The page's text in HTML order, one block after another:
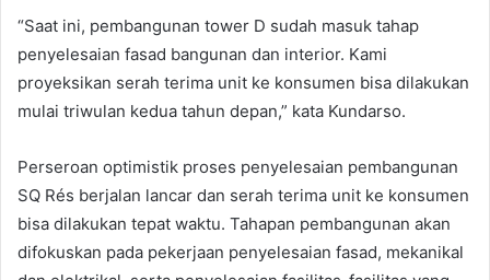
“Saat ini, pembangunan tower D sudah masuk tahap
penyelesaian fasad bangunan dan interior. Kami
proyeksikan serah terima unit ke konsumen bisa dilakukan
mulai triwulan kedua tahun depan,” kata Kundarso.
Perseroan optimistik proses penyelesaian pembangunan
SQ Rés berjalan lancar dan serah terima unit ke konsumen
bisa dilakukan tepat waktu. Tahapan pembangunan akan
difokuskan pada pekerjaan penyelesaian fasad, mekanikal